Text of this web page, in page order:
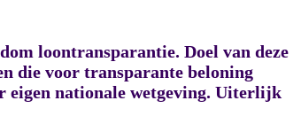
loontransparantie. Doel van deze
die voor transparante beloning
eigen nationale wetgeving. Uiterlijk